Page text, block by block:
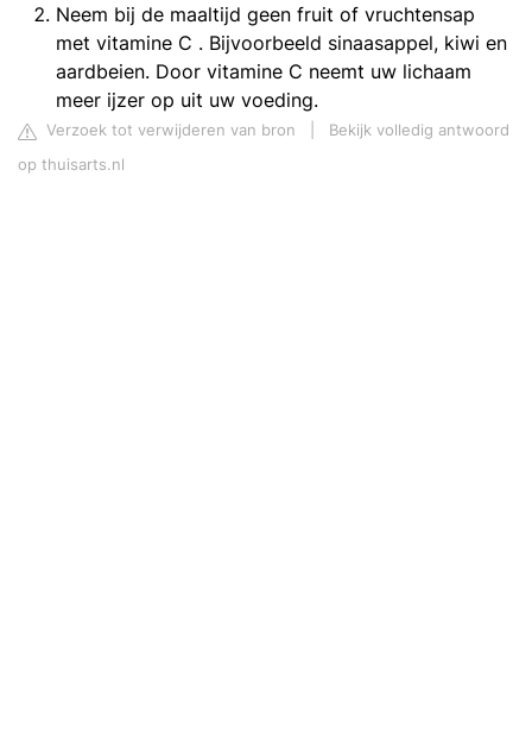
Neem bij de maaltijd geen fruit of vruchtensap
met vitamine C . Bijvoorbeeld sinaasappel, kiwi en
aardbeien. Door vitamine C neemt uw lichaam
meer ijzer op uit uw voeding.
Verzoek tot verwijderen van bron
Bekijk volledig antwoord
op thuisarts.nl